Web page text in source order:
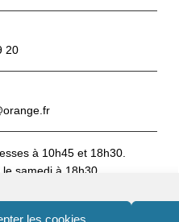
les cookies
20
à 10h45 et 18h30.
samedi à 18h30.
pendant